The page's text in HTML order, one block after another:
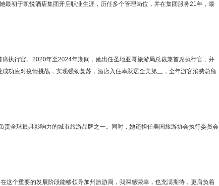
最初于凯悦酒店集团开启职业生涯，历任多个管理岗位，并在集团服务21年，最
执行官。2020年至2024年期间，她出任圣地亚哥旅游局总裁兼首席执行官，并
功应对疫情挑战，实现强劲复苏，酒店入住率跃居全美第三，全年游客消费总额
责全球最具影响力的城市旅游品牌之一。同时，她还担任美国旅游协会执行委员会
这个重要的发展阶段能够领导加州旅游局，我深感荣幸，也充满期待，更肩负着